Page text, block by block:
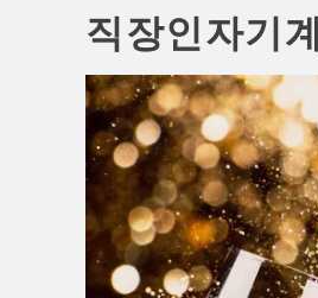
직장인자기